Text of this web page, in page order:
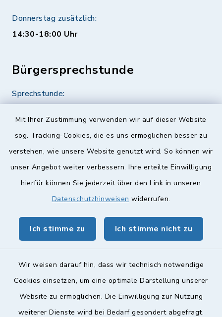
Mit Ihrer Zustimmung verwenden wir auf dieser Website
sog. Tracking-Cookies, die es uns ermöglichen besser zu
verstehen, wie unsere Website genutzt wird. So können wir
unser Angebot weiter verbessern. Ihre erteilte Einwilligung
hierfür können Sie jederzeit über den Link in unseren
Datenschutzhinweisen widerrufen.
Ich stimme zu Ich stimme nicht zu
Wir weisen darauf hin, dass wir technisch notwendige
Cookies einsetzen, um eine optimale Darstellung unserer
Website zu ermöglichen. Die Einwilligung zur Nutzung
weiterer Dienste wird bei Bedarf gesondert abgefragt.
Donnerstag zusätzlich:
14:30-18:00 Uhr
Bürgersprechstunde
Sprechstunde:
Quicklinks
Landkreis Lichtenfels
geoPortal Lichtenfels